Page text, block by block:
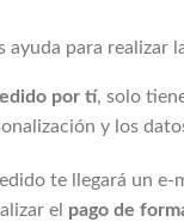
ayuda para realizar
por tí, solo
y los
te llegará un e-
el pago de